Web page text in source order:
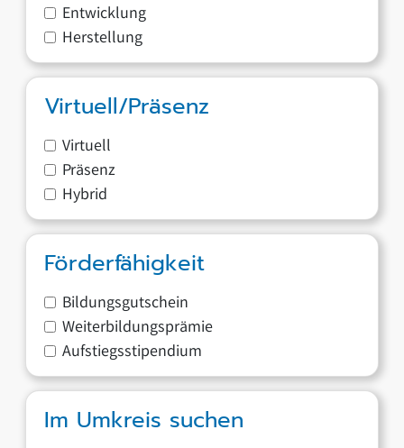
Entwicklung
Herstellung
Virtuell/Präsenz
Virtuell
Präsenz
Hybrid
Förderfähigkeit
Bildungsgutschein
Weiterbildungsprämie
Aufstiegsstipendium
Im Umkreis suchen